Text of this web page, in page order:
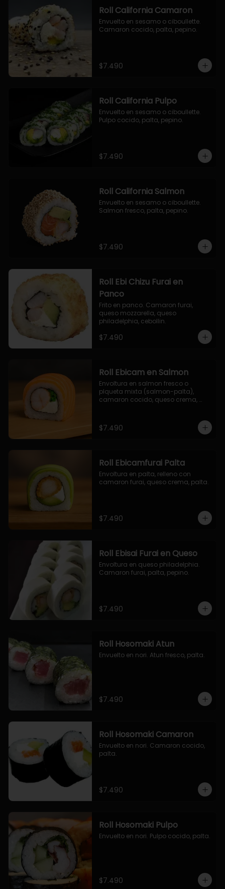
Roll California Camaron
Envuelto en sesamo o ciboullette.
Camaron cocido, palta, pepino.
$7.490
Roll California Pulpo
Envuelto en sesamo o ciboullette.
Pulpo cocido, palta, pepino.
$7.490
Roll California Salmon
Envuelto en sesamo o ciboullette.
Salmon fresco, palta, pepino.
$7.490
Roll Ebi Chizu Furai en
Panco
Frito en panco. Camaron furai,
queso mozzarella, queso
philadelphia, cebollin.
$7.490
Roll Ebicam en Salmon
Envoltura en salmon fresco o
plqueta mixta (salmon-palta),
camaron cocido, queso crema,
$7.490
Roll Ebicamfurai Palta
Envoltura en palta, relleno con
camaron furai, queso crema, palta.
$7.490
Roll Ebisai Furai en Queso
Envoltura en queso philadelphia.
Camaron furai, palta, pepino.
$7.490
Roll Hosomaki Atun
Envuelto en nori. Atun fresco, palta.
$7.490
Roll Hosomaki Camaron
Envuelto en nori. Camaron cocido,
palta.
$7.490
Roll Hosomaki Pulpo
Envuelto en nori. Pulpo cocido, palta.
$7.490